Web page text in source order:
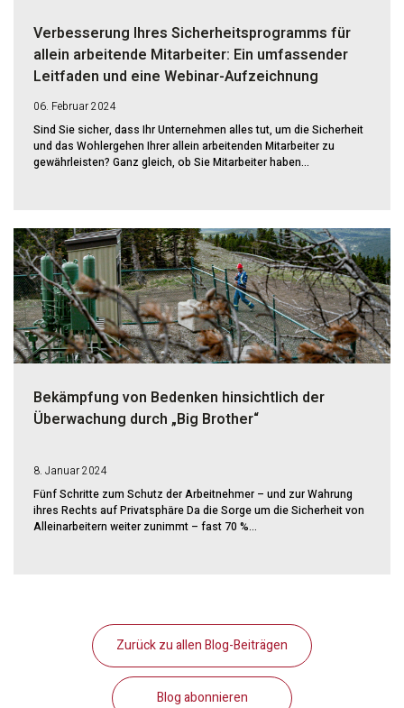
Verbesserung Ihres Sicherheitsprogramms für
allein arbeitende Mitarbeiter: Ein umfassender
Leitfaden und eine Webinar-Aufzeichnung
06. Februar 2024
Sind Sie sicher, dass Ihr Unternehmen alles tut, um die Sicherheit
und das Wohlergehen Ihrer allein arbeitenden Mitarbeiter zu
gewährleisten? Ganz gleich, ob Sie Mitarbeiter haben...
Bekämpfung von Bedenken hinsichtlich der
Überwachung durch „Big Brother“
8. Januar 2024
Fünf Schritte zum Schutz der Arbeitnehmer – und zur Wahrung
ihres Rechts auf Privatsphäre Da die Sorge um die Sicherheit von
Alleinarbeitern weiter zunimmt – fast 70 %...
Zurück zu allen Blog-Beiträgen
Blog abonnieren